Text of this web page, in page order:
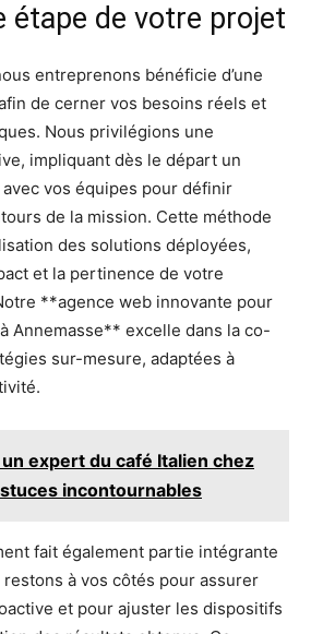
étape de votre projet
entreprenons bénéficie d’une
de cerner vos besoins réels et
Nous privilégions une
impliquant dès le départ un
vos équipes pour définir
de la mission. Cette méthode
des solutions déployées,
et la pertinence de votre
**agence web innovante pour
Annemasse** excelle dans la co-
sur-mesure, adaptées à
expert du café Italien chez
incontournables
fait également partie intégrante
à vos côtés pour assurer
et pour ajuster les dispositifs